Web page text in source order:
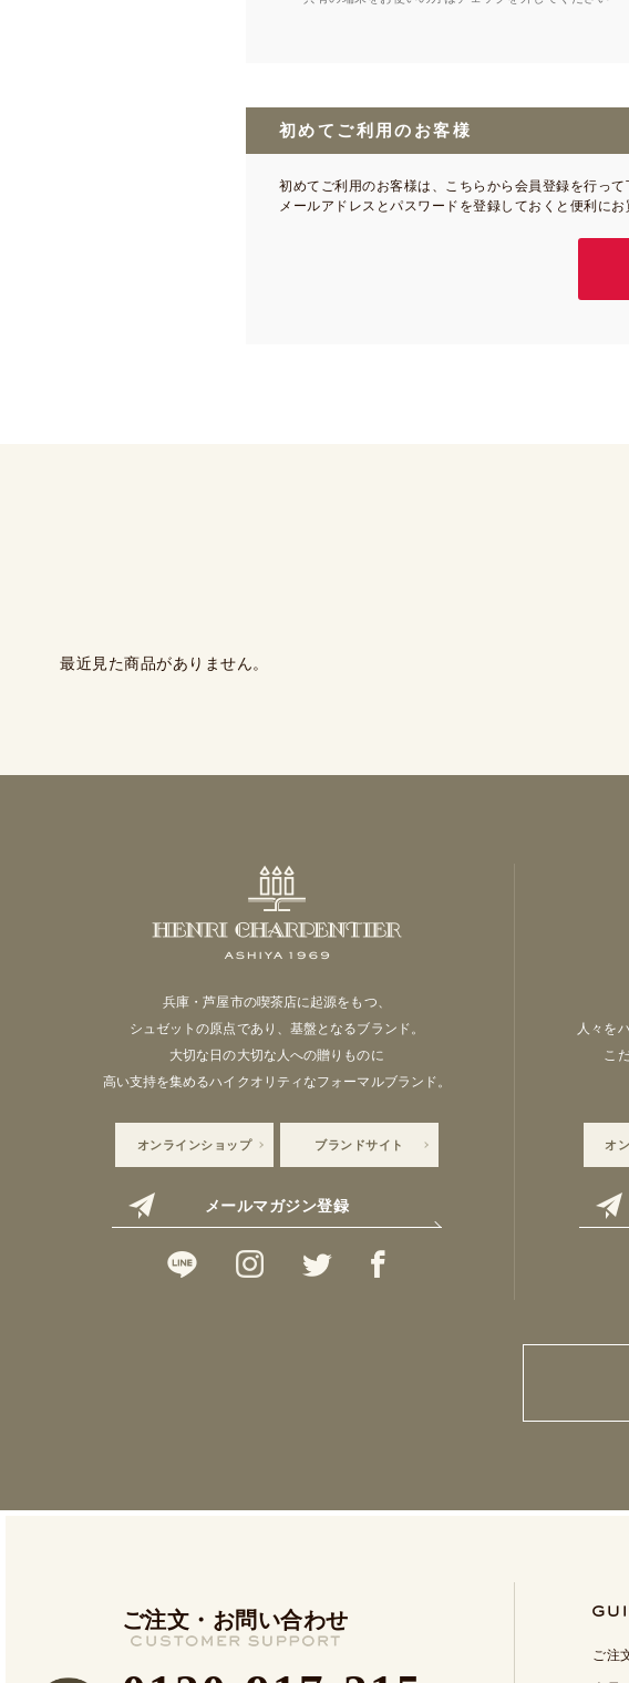
初めてご利用のお客様
初めてご利用のお客様は、こちらから会員登録を行って
メールアドレスとパスワードを登録しておくと便利にお
最近見た商品がありません。
兵庫・芦屋市の喫茶店に起源をもつ、
シュゼットの原点であり、基盤となるブランド。
大切な日の大切な人への贈りものに
高い支持を集めるハイクオリティなフォーマルブランド。
オンラインショップ ブランドサイト
メールマガジン登録
人々を
こ
オ
ご注文・お問い合わせ
ご注